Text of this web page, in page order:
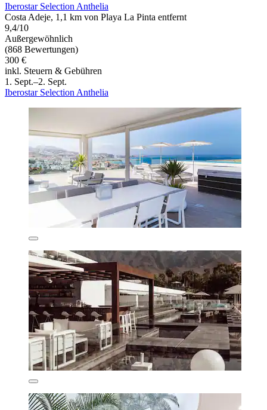
Iberostar Selection Anthelia
Costa Adeje, 1,1 km von Playa La Pinta entfernt
9,4/10
Außergewöhnlich
(868 Bewertungen)
300 €
inkl. Steuern & Gebühren
1. Sept.–2. Sept.
Iberostar Selection Anthelia